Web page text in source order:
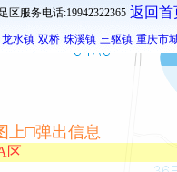
上□弹出信息
区
区服务电话:19942322365 返回首
龙水镇 双桥 珠溪镇 三驱镇 重庆市